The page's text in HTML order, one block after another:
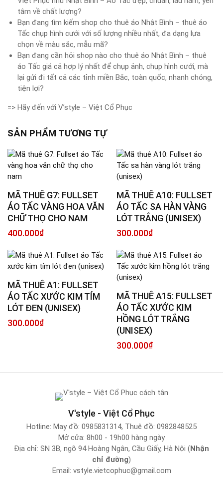
tâm về chất lượng?
Bạn đang tìm kiếm shop cho thuê áo Nhật Bình – thuê áo
Tấc chụp hình cưới với số lượng nhiều nhất, đa dạng lựa
chọn về màu sắc, mẫu mã?
Bạn đang cần hỏi shop nào cho thuê áo Nhật Bình – thuê
áo Tấc giá cả hợp lý nhất để chụp ảnh, chụp hình cưới, mà
lại gửi đi tất cả các tỉnh miền Bắc, toàn quốc, nhanh chóng,
tiện lợi?
=> Hãy đến với V’style – Việt Cổ Phục
SẢN PHẨM TƯƠNG TỰ
MÃ THUÊ G7: FULLSET
ÁO TẤC VÀNG HOA VĂN
CHỮ THỌ CHO NAM
400.000₫
MÃ THUÊ A10: FULLSET
ÁO TẤC SA HÀN VÀNG
LÓT TRẮNG (UNISEX)
300.000₫
MÃ THUÊ A1: FULLSET
ÁO TẤC XƯỚC KIM TÍM
LÓT ĐEN (UNISEX)
300.000₫
MÃ THUÊ A15: FULLSET
ÁO TẤC XƯỚC KIM
HỒNG LÓT TRẮNG
(UNISEX)
300.000₫
V'style - Việt Cổ Phục
Hotline: May đồ: 0985831314, Thuê đồ: 0982848525
Mở cửa: 8h00 - 19h00 hàng ngày
Địa chỉ: SN 3B, ngõ 94 Hoàng Ngân, Cầu Giấy, Hà Nội (Nhận
chỉ đường)
Email: vstyle.vietcophuc@gmail.com